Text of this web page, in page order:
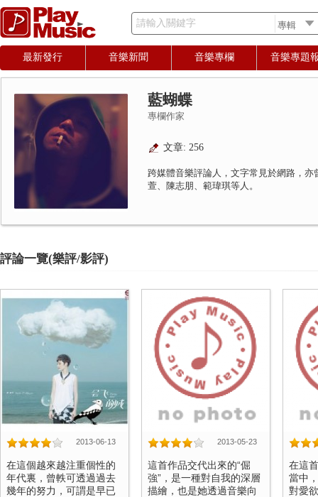
請輸入關鍵字
最新發行 音樂新聞 音樂專欄 音樂專題
藍蝴蝶
專欄作家
文章: 256
跨媒體音樂評論人，文字常見於網路，
萱、陳志朋、範瑋琪等人。
評論一覽(樂評/影評)
2013-06-13
在這個越來越注重個性的
年代裏，曾軼可透過過去
幾年的努力，可謂是早已
2013-05-23
這首作品交代出來的“倔
強”，是一種對自我的深層
描繪，也是她透過音樂向
在這
當中
對愛